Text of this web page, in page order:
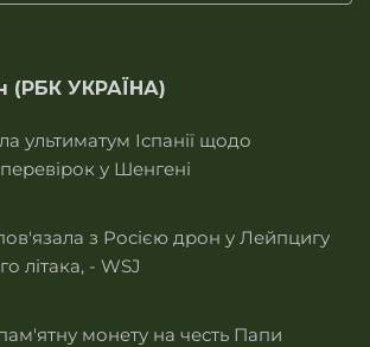
(РБК УКРАЇНА)
ультиматум Іспанії щодо
у Шенгені
з Росією дрон у Лейпцигу
літака, - WSJ
монету на честь Папи